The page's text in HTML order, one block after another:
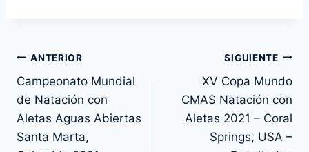
Navegación
de
entradas
ANTERIOR
Campeonato Mundial
de Natación con
Aletas Aguas Abiertas
Santa Marta,
SIGUIENTE
XV Copa Mundo
CMAS Natación con
Aletas 2021 – Coral
Springs, USA –